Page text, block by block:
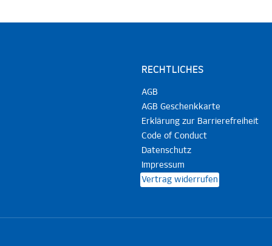
RECHTLICHES
AGB
AGB Geschenkkarte
Erklärung zur Barrierefreiheit
Code of Conduct
Datenschutz
Impressum
Vertrag widerrufen